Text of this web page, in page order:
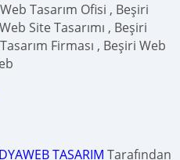
Tasarım Ofisi , Beşiri
Site Tasarımı , Beşiri
Firması , Beşiri Web
TASARIM Tarafından